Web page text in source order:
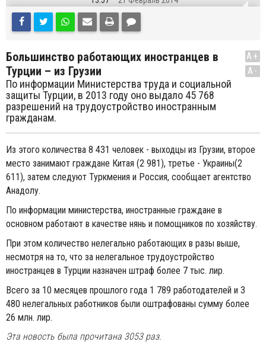
Большинство работающих иностранцев в
Турции – из Грузии
По информации Министерства труда и социальной
защиты Турции, в 2013 году оно выдало 45 768
разрешений на трудоустройство иностранным
гражданам.
A+
A-
Из этого количества 8 431 человек - выходцы из Грузии, второе
место занимают граждане Китая (2 981), третье - Украины(2
611), затем следуют Туркмения и Россия, сообщает агентство
Анадолу.
По информации министерства, иностранные граждане в
основном работают в качестве нянь и помощников по хозяйству.
При этом количество нелегально работающих в разы выше,
несмотря на то, что за нелегальное трудоустройство
иностранцев в Турции назначен штраф более 7 тыс. лир.
Всего за 10 месяцев прошлого года 1 789 работодателей и 3
480 нелегальных работников были оштрафованы сумму более
26 млн. лир.
Эта новость была прочитана 3053 раз.